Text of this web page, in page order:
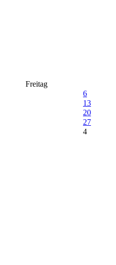
Freitag
6
13
20
27
4